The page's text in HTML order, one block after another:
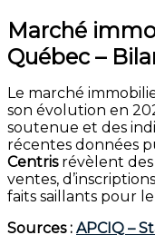
Marché
Québec –
Le marché
son évolution en
soutenue et des
récentes données
Centrisrévèlent des
ventes,
faits saillants pour
Sources : APCIQ –